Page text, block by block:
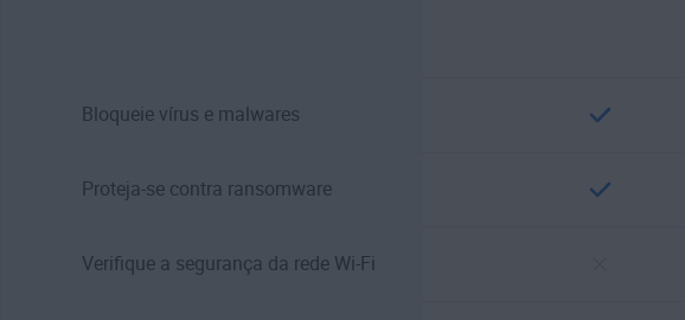
Bloqueie vírus e malwares
Proteja-se contra ransomware
Verifique a segurança da rede Wi-Fi